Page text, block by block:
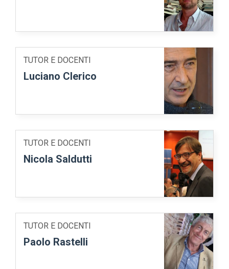
TUTOR E DOCENTI
Luciano Clerico
TUTOR E DOCENTI
Nicola Saldutti
TUTOR E DOCENTI
Paolo Rastelli